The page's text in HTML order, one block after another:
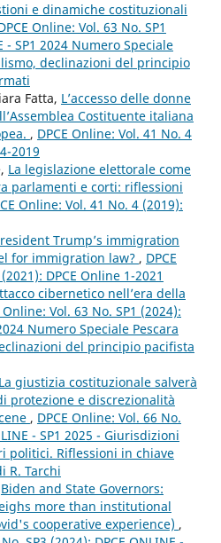
e dinamiche costituzionali
Online: Vol. 63 No. SP1
- SP1 2024 Numero Speciale
declinazioni del principio
Fatta, L’accesso delle donne
Costituente italiana
, DPCE Online: Vol. 41 No. 4
2019
La legislazione elettorale come
parlamenti e corti: riflessioni
Online: Vol. 41 No. 4 (2019):
Trump’s immigration
for immigration law? , DPCE
DPCE Online 1-2021
cibernetico nell’era della
Online: Vol. 63 No. SP1 (2024):
Numero Speciale Pescara
del principio pacifista
La giustizia costituzionale salverà
protezione e discrezionalità
, DPCE Online: Vol. 66 No.
- SP1 2025 - Giurisdizioni
politici. Riflessioni in chiave
R. Tarchi
Biden and State Governors:
more than institutional
cooperative experience) ,